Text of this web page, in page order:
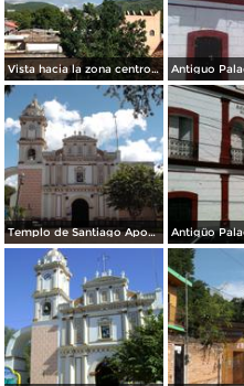
Vista hacia la zona centro de Huitzuco. Julio/2016
Templo de Santiago Apostol, siglo XVIII. Noviembre/2015